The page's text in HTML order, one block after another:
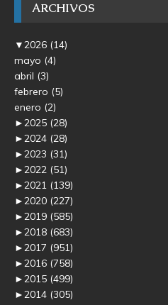
ARCHIVOS
▼2026 (14)
mayo (4)
abril (3)
febrero (5)
enero (2)
►2025 (28)
►2024 (28)
►2023 (31)
►2022 (51)
►2021 (139)
►2020 (227)
►2019 (585)
►2018 (683)
►2017 (951)
►2016 (758)
►2015 (499)
►2014 (305)